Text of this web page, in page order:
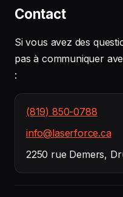
Contact
Si vous avez des
pas à communiquer
:
(819) 850-0788
info@laserforce.ca
2250 rue Demers,